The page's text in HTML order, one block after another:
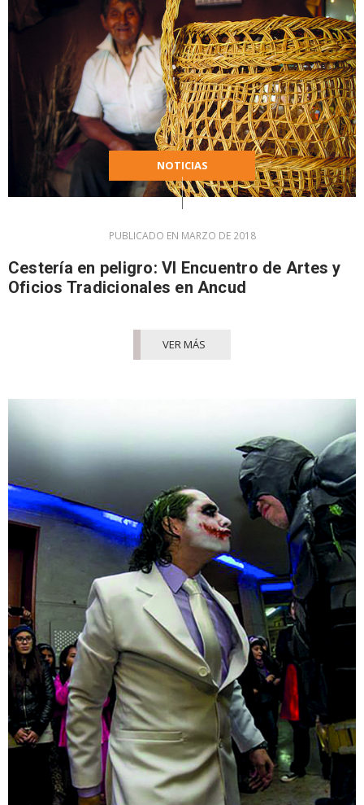
NOTICIAS
PUBLICADO EN MARZO DE 2018
Cestería en peligro: VI Encuentro de Artes y
Oficios Tradicionales en Ancud
VER MÁS